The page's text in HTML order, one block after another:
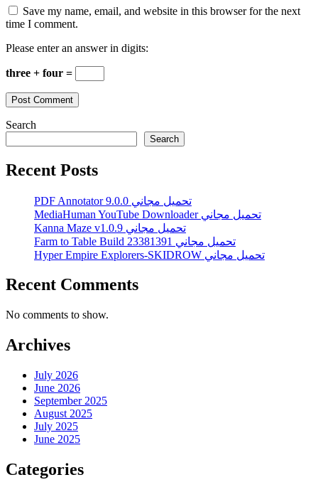
Save my name, email, and website in this browser for the next
time I comment.
Please enter an answer in digits:
three + four =
Search
Search
Recent Posts
PDF Annotator 9.0.0 تحميل مجاني
MediaHuman YouTube Downloader تحميل مجاني
Kanna Maze v1.0.9 تحميل مجاني
Farm to Table Build 23381391 تحميل مجاني
Hyper Empire Explorers-SKIDROW تحميل مجاني
Recent Comments
No comments to show.
Archives
July 2026
June 2026
September 2025
August 2025
July 2025
June 2025
Categories